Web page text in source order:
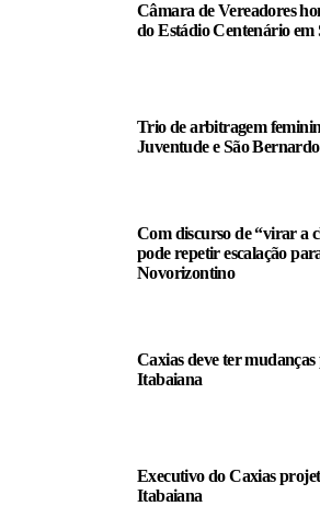
Câmara de Vereadores
do Estádio Centenário em
Trio de arbitragem
Juventude e São Bernardo
Com discurso de “virar a
pode repetir escalação
Novorizontino
Caxias deve ter
Itabaiana
Executivo do Caxias
Itabaiana